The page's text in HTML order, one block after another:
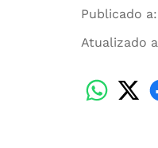
Publicado a:
Atualizado a